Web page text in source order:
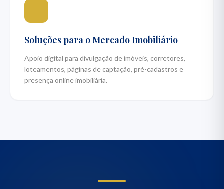
Soluções para o Mercado Imobiliário
Apoio digital para divulgação de imóveis, corretores,
loteamentos, páginas de captação, pré-cadastros e
presença online imobiliária.